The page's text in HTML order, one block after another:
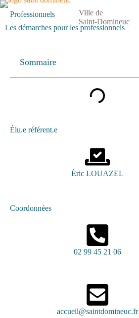
Ville de
Saint-Domineuc
Professionnels
Les démarches pour les professionnels
Sommaire
Élu.e référent.e
Éric LOUAZEL
Coordonnées
02 99 45 21 06
accueil@saintdomineuc.fr